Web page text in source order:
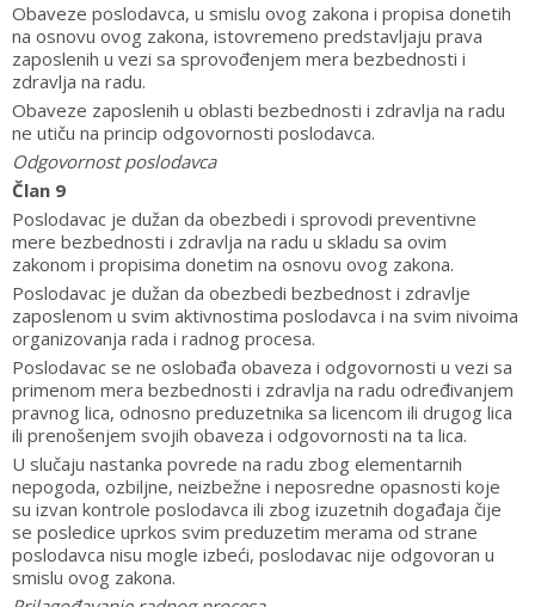
Obaveze poslodavca, u smislu ovog zakona i propisa donetih
na osnovu ovog zakona, istovremeno predstavljaju prava
zaposlenih u vezi sa sprovođenjem mera bezbednosti i
zdravlja na radu.
Obaveze zaposlenih u oblasti bezbednosti i zdravlja na radu
ne utiču na princip odgovornosti poslodavca.
Odgovornost poslodavca
Član 9
Poslodavac je dužan da obezbedi i sprovodi preventivne
mere bezbednosti i zdravlja na radu u skladu sa ovim
zakonom i propisima donetim na osnovu ovog zakona.
Poslodavac je dužan da obezbedi bezbednost i zdravlje
zaposlenom u svim aktivnostima poslodavca i na svim nivoima
organizovanja rada i radnog procesa.
Poslodavac se ne oslobađa obaveza i odgovornosti u vezi sa
primenom mera bezbednosti i zdravlja na radu određivanjem
pravnog lica, odnosno preduzetnika sa licencom ili drugog lica
ili prenošenjem svojih obaveza i odgovornosti na ta lica.
U slučaju nastanka povrede na radu zbog elementarnih
nepogoda, ozbiljne, neizbežne i neposredne opasnosti koje
su izvan kontrole poslodavca ili zbog izuzetnih događaja čije
se posledice uprkos svim preduzetim merama od strane
poslodavca nisu mogle izbeći, poslodavac nije odgovoran u
smislu ovog zakona.